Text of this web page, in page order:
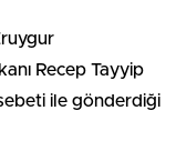
Recep Tayyip
ile gönderdiği